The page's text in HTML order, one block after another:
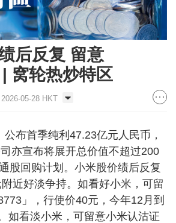
后反复 留意
| 窝轮热炒特区
05-28 HKT
首季纯利47.23亿元人民币，
亦宣布将展开总价值不超过200
股回购计划。小米股价绩后反复
近好淡争持。如看好小米，可留
」，行使价40元，今年12月到
如看淡小米，可留意小米认沽证